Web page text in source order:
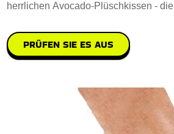
herrlichen Avocado-Plüschkissen -
PRÜFEN SIE ES AUS